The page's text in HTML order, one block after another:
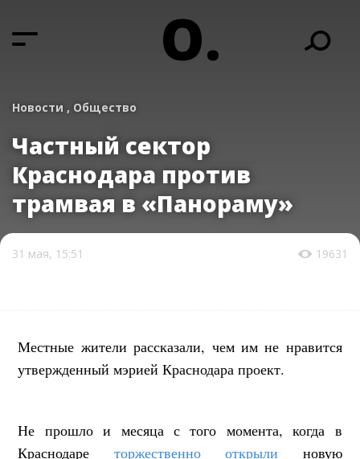
О.
Новости , Общество
Частный сектор
Краснодара против
трамвая в «Панораму»
31 мая, 15:51 19631
Местные жители рассказали, чем им не нравится
утвержденный мэрией Краснодара проект.
Не прошло и месяца с того момента, когда в
Краснодаре торжественно открыли новую